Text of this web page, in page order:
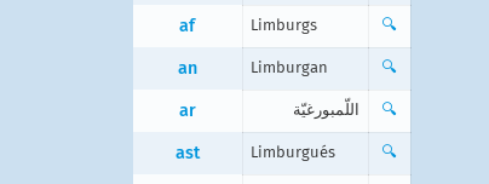
af Limburgs 🔍
an Limburgan 🔍
ar اللّمبورغيّة 🔍
ast Limburgués 🔍